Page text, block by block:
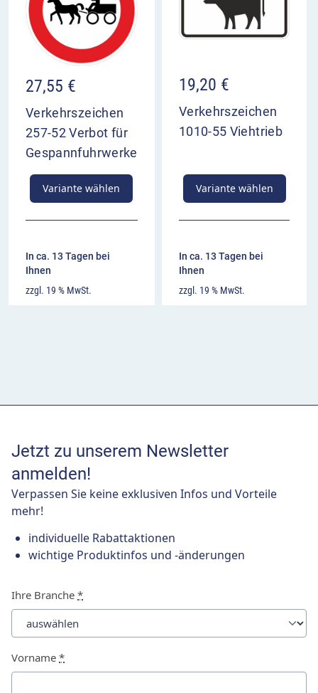
27,55 €
Verkehrszeichen
257-52 Verbot für
Gespannfuhrwerke
Variante wählen
In ca. 13 Tagen bei
Ihnen
zzgl. 19 % MwSt.
19,20 €
Verkehrszeichen
1010-55 Viehtrieb
Variante wählen
In ca. 13 Tagen bei
Ihnen
zzgl. 19 % MwSt.
Jetzt zu unserem Newsletter
anmelden!
Verpassen Sie keine exklusiven Infos und Vorteile
mehr!
individuelle Rabattaktionen
wichtige Produktinfos und -änderungen
Ihre Branche *
Vorname *